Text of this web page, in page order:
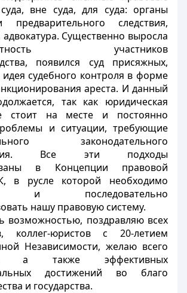
вне суда, для суда: органы
следствия,
адвокатура. Существенно выросла
участников
появился суд присяжных,
идея судебного контроля в форме
ареста. И данный
так как юридическая
стоит на месте и постоянно
и ситуации, требующие
законодательного
Все эти подходы
в Концепции правовой
в русле которой необходимо
и последовательно
нашу правовую систему.
возможностью, поздравляю всех
коллег-юристов с 20-летием
Независимости, желаю всего
а также эффективных
достижений во благо
и государства.